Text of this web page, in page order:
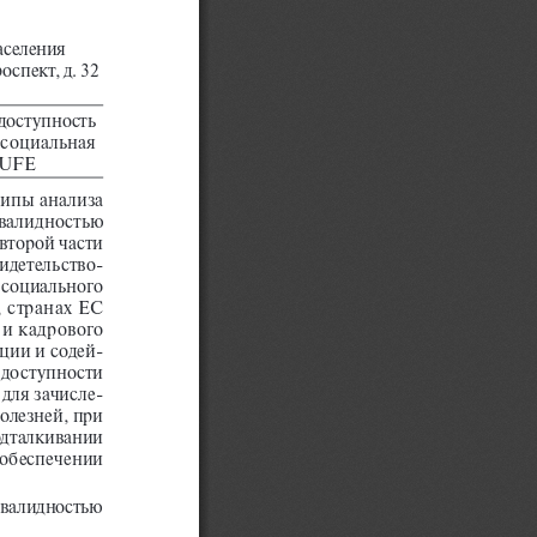
д. 32
анализа
части
-
странах ЕС
кадрового
и содей-
зачисле
при